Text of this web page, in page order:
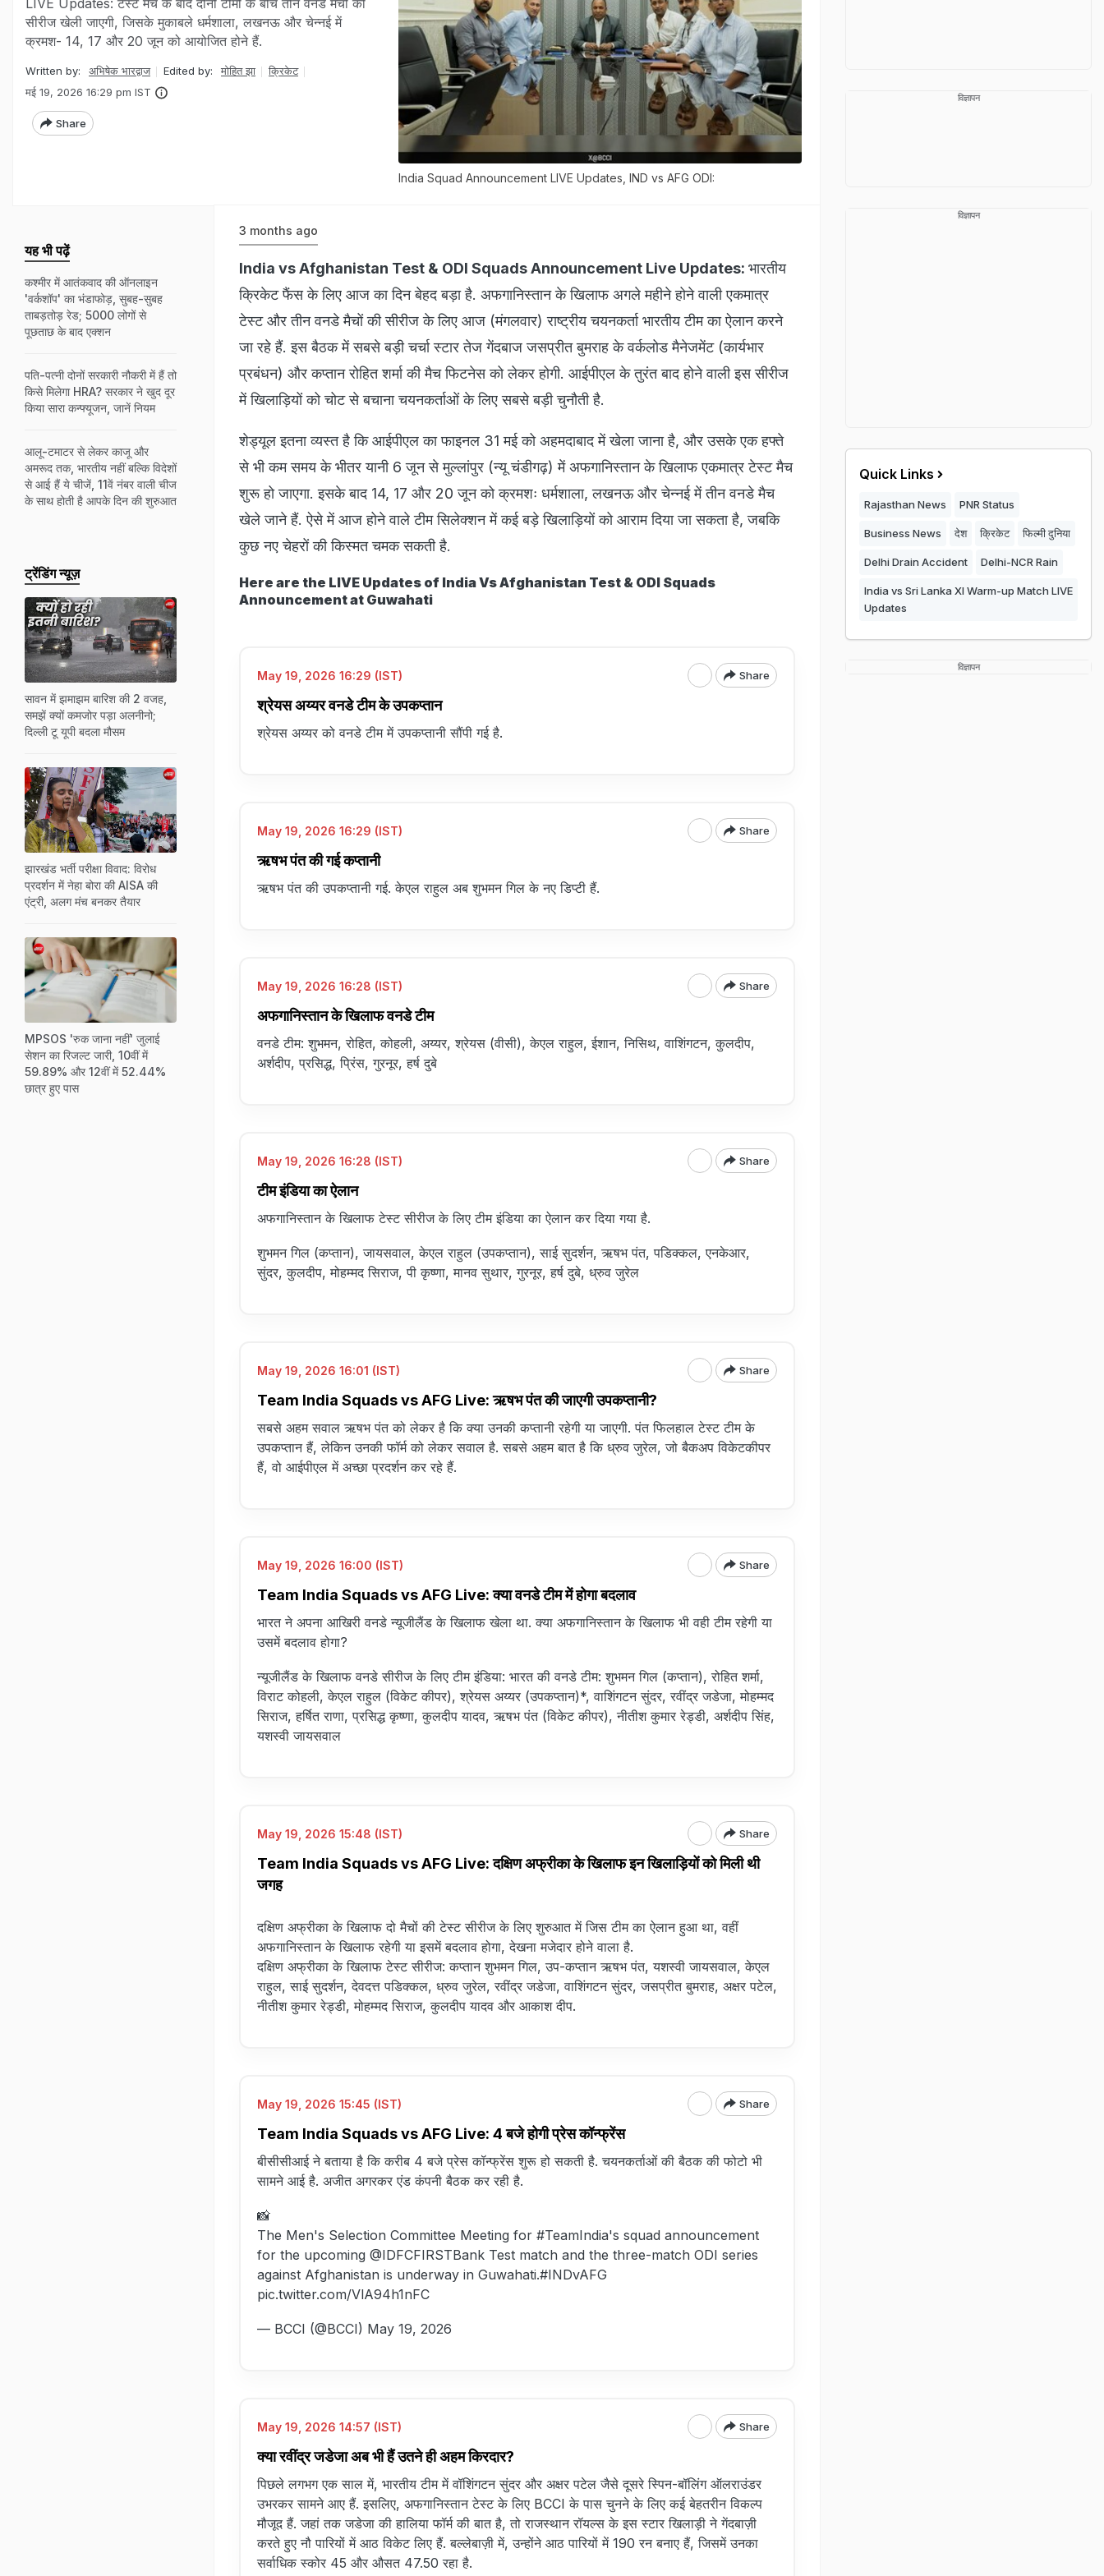
LIVE Updates: टेस्ट मैच के बाद दोनों टीमों के बीच तीन वनडे मैचों की
सीरीज खेली जाएगी, जिसके मुकाबले धर्मशाला, लखनऊ और चेन्नई में
क्रमश- 14, 17 और 20 जून को आयोजित होने हैं.
Written by: अभिषेक भारद्वाज Edited by: मोहित झा
क्रिकेट
मई 19, 2026 16:29 pm IST
Share
India Squad Announcement LIVE Updates, IND vs AFG ODI:
3 months ago
India vs Afghanistan Test & ODI Squads Announcement Live Updates: भारतीय
क्रिकेट फैंस के लिए आज का दिन बेहद बड़ा है. अफगानिस्तान के खिलाफ अगले महीने होने वाली एकमात्र
टेस्ट और तीन वनडे मैचों की सीरीज के लिए आज (मंगलवार) राष्ट्रीय चयनकर्ता भारतीय टीम का ऐलान करने
जा रहे हैं. इस बैठक में सबसे बड़ी चर्चा स्टार तेज गेंदबाज जसप्रीत बुमराह के वर्कलोड मैनेजमेंट (कार्यभार
प्रबंधन) और कप्तान रोहित शर्मा की मैच फिटनेस को लेकर होगी. आईपीएल के तुरंत बाद होने वाली इस सीरीज
में खिलाड़ियों को चोट से बचाना चयनकर्ताओं के लिए सबसे बड़ी चुनौती है.
शेड्यूल इतना व्यस्त है कि आईपीएल का फाइनल 31 मई को अहमदाबाद में खेला जाना है, और उसके एक हफ्ते
से भी कम समय के भीतर यानी 6 जून से मुल्लांपुर (न्यू चंडीगढ़) में अफगानिस्तान के खिलाफ एकमात्र टेस्ट मैच
शुरू हो जाएगा. इसके बाद 14, 17 और 20 जून को क्रमशः धर्मशाला, लखनऊ और चेन्नई में तीन वनडे मैच
खेले जाने हैं. ऐसे में आज होने वाले टीम सिलेक्शन में कई बड़े खिलाड़ियों को आराम दिया जा सकता है, जबकि
कुछ नए चेहरों की किस्मत चमक सकती है.
Here are the LIVE Updates of India Vs Afghanistan Test & ODI Squads
Announcement at Guwahati
May 19, 2026 16:29 (IST) Share
श्रेयस अय्यर वनडे टीम के उपकप्तान
श्रेयस अय्यर को वनडे टीम में उपकप्तानी सौंपी गई है.
May 19, 2026 16:29 (IST) Share
ऋषभ पंत की गई कप्तानी
ऋषभ पंत की उपकप्तानी गई. केएल राहुल अब शुभमन गिल के नए डिप्टी हैं.
May 19, 2026 16:28 (IST) Share
अफगानिस्तान के खिलाफ वनडे टीम
वनडे टीम: शुभमन, रोहित, कोहली, अय्यर, श्रेयस (वीसी), केएल राहुल, ईशान, निसिथ, वाशिंगटन, कुलदीप,
अर्शदीप, प्रसिद्ध, प्रिंस, गुरनूर, हर्ष दुबे
May 19, 2026 16:28 (IST) Share
टीम इंडिया का ऐलान
अफगानिस्तान के खिलाफ टेस्ट सीरीज के लिए टीम इंडिया का ऐलान कर दिया गया है.
शुभमन गिल (कप्तान), जायसवाल, केएल राहुल (उपकप्तान), साई सुदर्शन, ऋषभ पंत, पडिक्कल, एनकेआर,
सुंदर, कुलदीप, मोहम्मद सिराज, पी कृष्णा, मानव सुथार, गुरनूर, हर्ष दुबे, ध्रुव जुरेल
May 19, 2026 16:01 (IST) Share
Team India Squads vs AFG Live: ऋषभ पंत की जाएगी उपकप्तानी?
सबसे अहम सवाल ऋषभ पंत को लेकर है कि क्या उनकी कप्तानी रहेगी या जाएगी. पंत फिलहाल टेस्ट टीम के
उपकप्तान हैं, लेकिन उनकी फॉर्म को लेकर सवाल है. सबसे अहम बात है कि ध्रुव जुरेल, जो बैकअप विकेटकीपर
हैं, वो आईपीएल में अच्छा प्रदर्शन कर रहे हैं.
May 19, 2026 16:00 (IST) Share
Team India Squads vs AFG Live: क्या वनडे टीम में होगा बदलाव
भारत ने अपना आखिरी वनडे न्यूजीलैंड के खिलाफ खेला था. क्या अफगानिस्तान के खिलाफ भी वही टीम रहेगी या
उसमें बदलाव होगा?
न्यूजीलैंड के खिलाफ वनडे सीरीज के लिए टीम इंडिया: भारत की वनडे टीम: शुभमन गिल (कप्तान), रोहित शर्मा,
विराट कोहली, केएल राहुल (विकेट कीपर), श्रेयस अय्यर (उपकप्तान)*, वाशिंगटन सुंदर, रवींद्र जडेजा, मोहम्मद
सिराज, हर्षित राणा, प्रसिद्ध कृष्णा, कुलदीप यादव, ऋषभ पंत (विकेट कीपर), नीतीश कुमार रेड्डी, अर्शदीप सिंह,
यशस्वी जायसवाल
May 19, 2026 15:48 (IST) Share
Team India Squads vs AFG Live: दक्षिण अफ्रीका के खिलाफ इन खिलाड़ियों को मिली थी
जगह
दक्षिण अफ्रीका के खिलाफ दो मैचों की टेस्ट सीरीज के लिए शुरुआत में जिस टीम का ऐलान हुआ था, वहीं
अफगानिस्तान के खिलाफ रहेगी या इसमें बदलाव होगा, देखना मजेदार होने वाला है.
दक्षिण अफ्रीका के खिलाफ टेस्ट सीरीज: कप्तान शुभमन गिल, उप-कप्तान ऋषभ पंत, यशस्वी जायसवाल, केएल
राहुल, साई सुदर्शन, देवदत्त पडिक्कल, ध्रुव जुरेल, रवींद्र जडेजा, वाशिंगटन सुंदर, जसप्रीत बुमराह, अक्षर पटेल,
नीतीश कुमार रेड्डी, मोहम्मद सिराज, कुलदीप यादव और आकाश दीप.
May 19, 2026 15:45 (IST) Share
Team India Squads vs AFG Live: 4 बजे होगी प्रेस कॉन्फ्रेंस
बीसीसीआई ने बताया है कि करीब 4 बजे प्रेस कॉन्फ्रेंस शुरू हो सकती है. चयनकर्ताओं की बैठक की फोटो भी
सामने आई है. अजीत अगरकर एंड कंपनी बैठक कर रही है.
📸
The Men's Selection Committee Meeting for #TeamIndia's squad announcement
for the upcoming @IDFCFIRSTBank Test match and the three-match ODI series
against Afghanistan is underway in Guwahati.#INDvAFG
pic.twitter.com/VlA94h1nFC
— BCCI (@BCCI) May 19, 2026
May 19, 2026 14:57 (IST) Share
क्या रवींद्र जडेजा अब भी हैं उतने ही अहम किरदार?
पिछले लगभग एक साल में, भारतीय टीम में वॉशिंगटन सुंदर और अक्षर पटेल जैसे दूसरे स्पिन-बॉलिंग ऑलराउंडर
उभरकर सामने आए हैं. इसलिए, अफगानिस्तान टेस्ट के लिए BCCI के पास चुनने के लिए कई बेहतरीन विकल्प
मौजूद हैं. जहां तक जडेजा की हालिया फॉर्म की बात है, तो राजस्थान रॉयल्स के इस स्टार खिलाड़ी ने गेंदबाज़ी
करते हुए नौ पारियों में आठ विकेट लिए हैं. बल्लेबाज़ी में, उन्होंने आठ पारियों में 190 रन बनाए हैं, जिसमें उनका
सर्वाधिक स्कोर 45 और औसत 47.50 रहा है.
यह भी पढ़ें
कश्मीर में आतंकवाद की ऑनलाइन
'वर्कशॉप' का भंडाफोड़, सुबह-सुबह
ताबड़तोड़ रेड; 5000 लोगों से
पूछताछ के बाद एक्शन
पति-पत्नी दोनों सरकारी नौकरी में हैं तो
किसे मिलेगा HRA? सरकार ने खुद दूर
किया सारा कन्फ्यूजन, जानें नियम
आलू-टमाटर से लेकर काजू और
अमरूद तक, भारतीय नहीं बल्कि विदेशों
से आई हैं ये चीजें, 11वें नंबर वाली चीज
के साथ होती है आपके दिन की शुरुआत
ट्रेंडिंग न्यूज़
सावन में झमाझम बारिश की 2 वजह,
समझें क्यों कमजोर पड़ा अलनीनो;
दिल्ली टू यूपी बदला मौसम
झारखंड भर्ती परीक्षा विवाद: विरोध
प्रदर्शन में नेहा बोरा की AISA की
एंट्री, अलग मंच बनकर तैयार
MPSOS 'रुक जाना नहीं' जुलाई
सेशन का रिजल्ट जारी, 10वीं में
59.89% और 12वीं में 52.44%
छात्र हुए पास
विज्ञापन
विज्ञापन
Quick Links
Rajasthan News PNR Status
Business News देश क्रिकेट फिल्मी दुनिया
Delhi Drain Accident Delhi-NCR Rain
India vs Sri Lanka XI Warm-up Match LIVE
Updates
विज्ञापन